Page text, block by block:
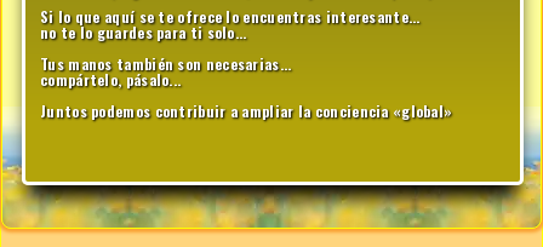
Si lo que aquí se te ofrece lo encuentras interesante...
no te lo guardes para ti solo...
Tus manos también son necesarias...
compártelo, pásalo...
Juntos podemos contribuir a ampliar la conciencia «global»